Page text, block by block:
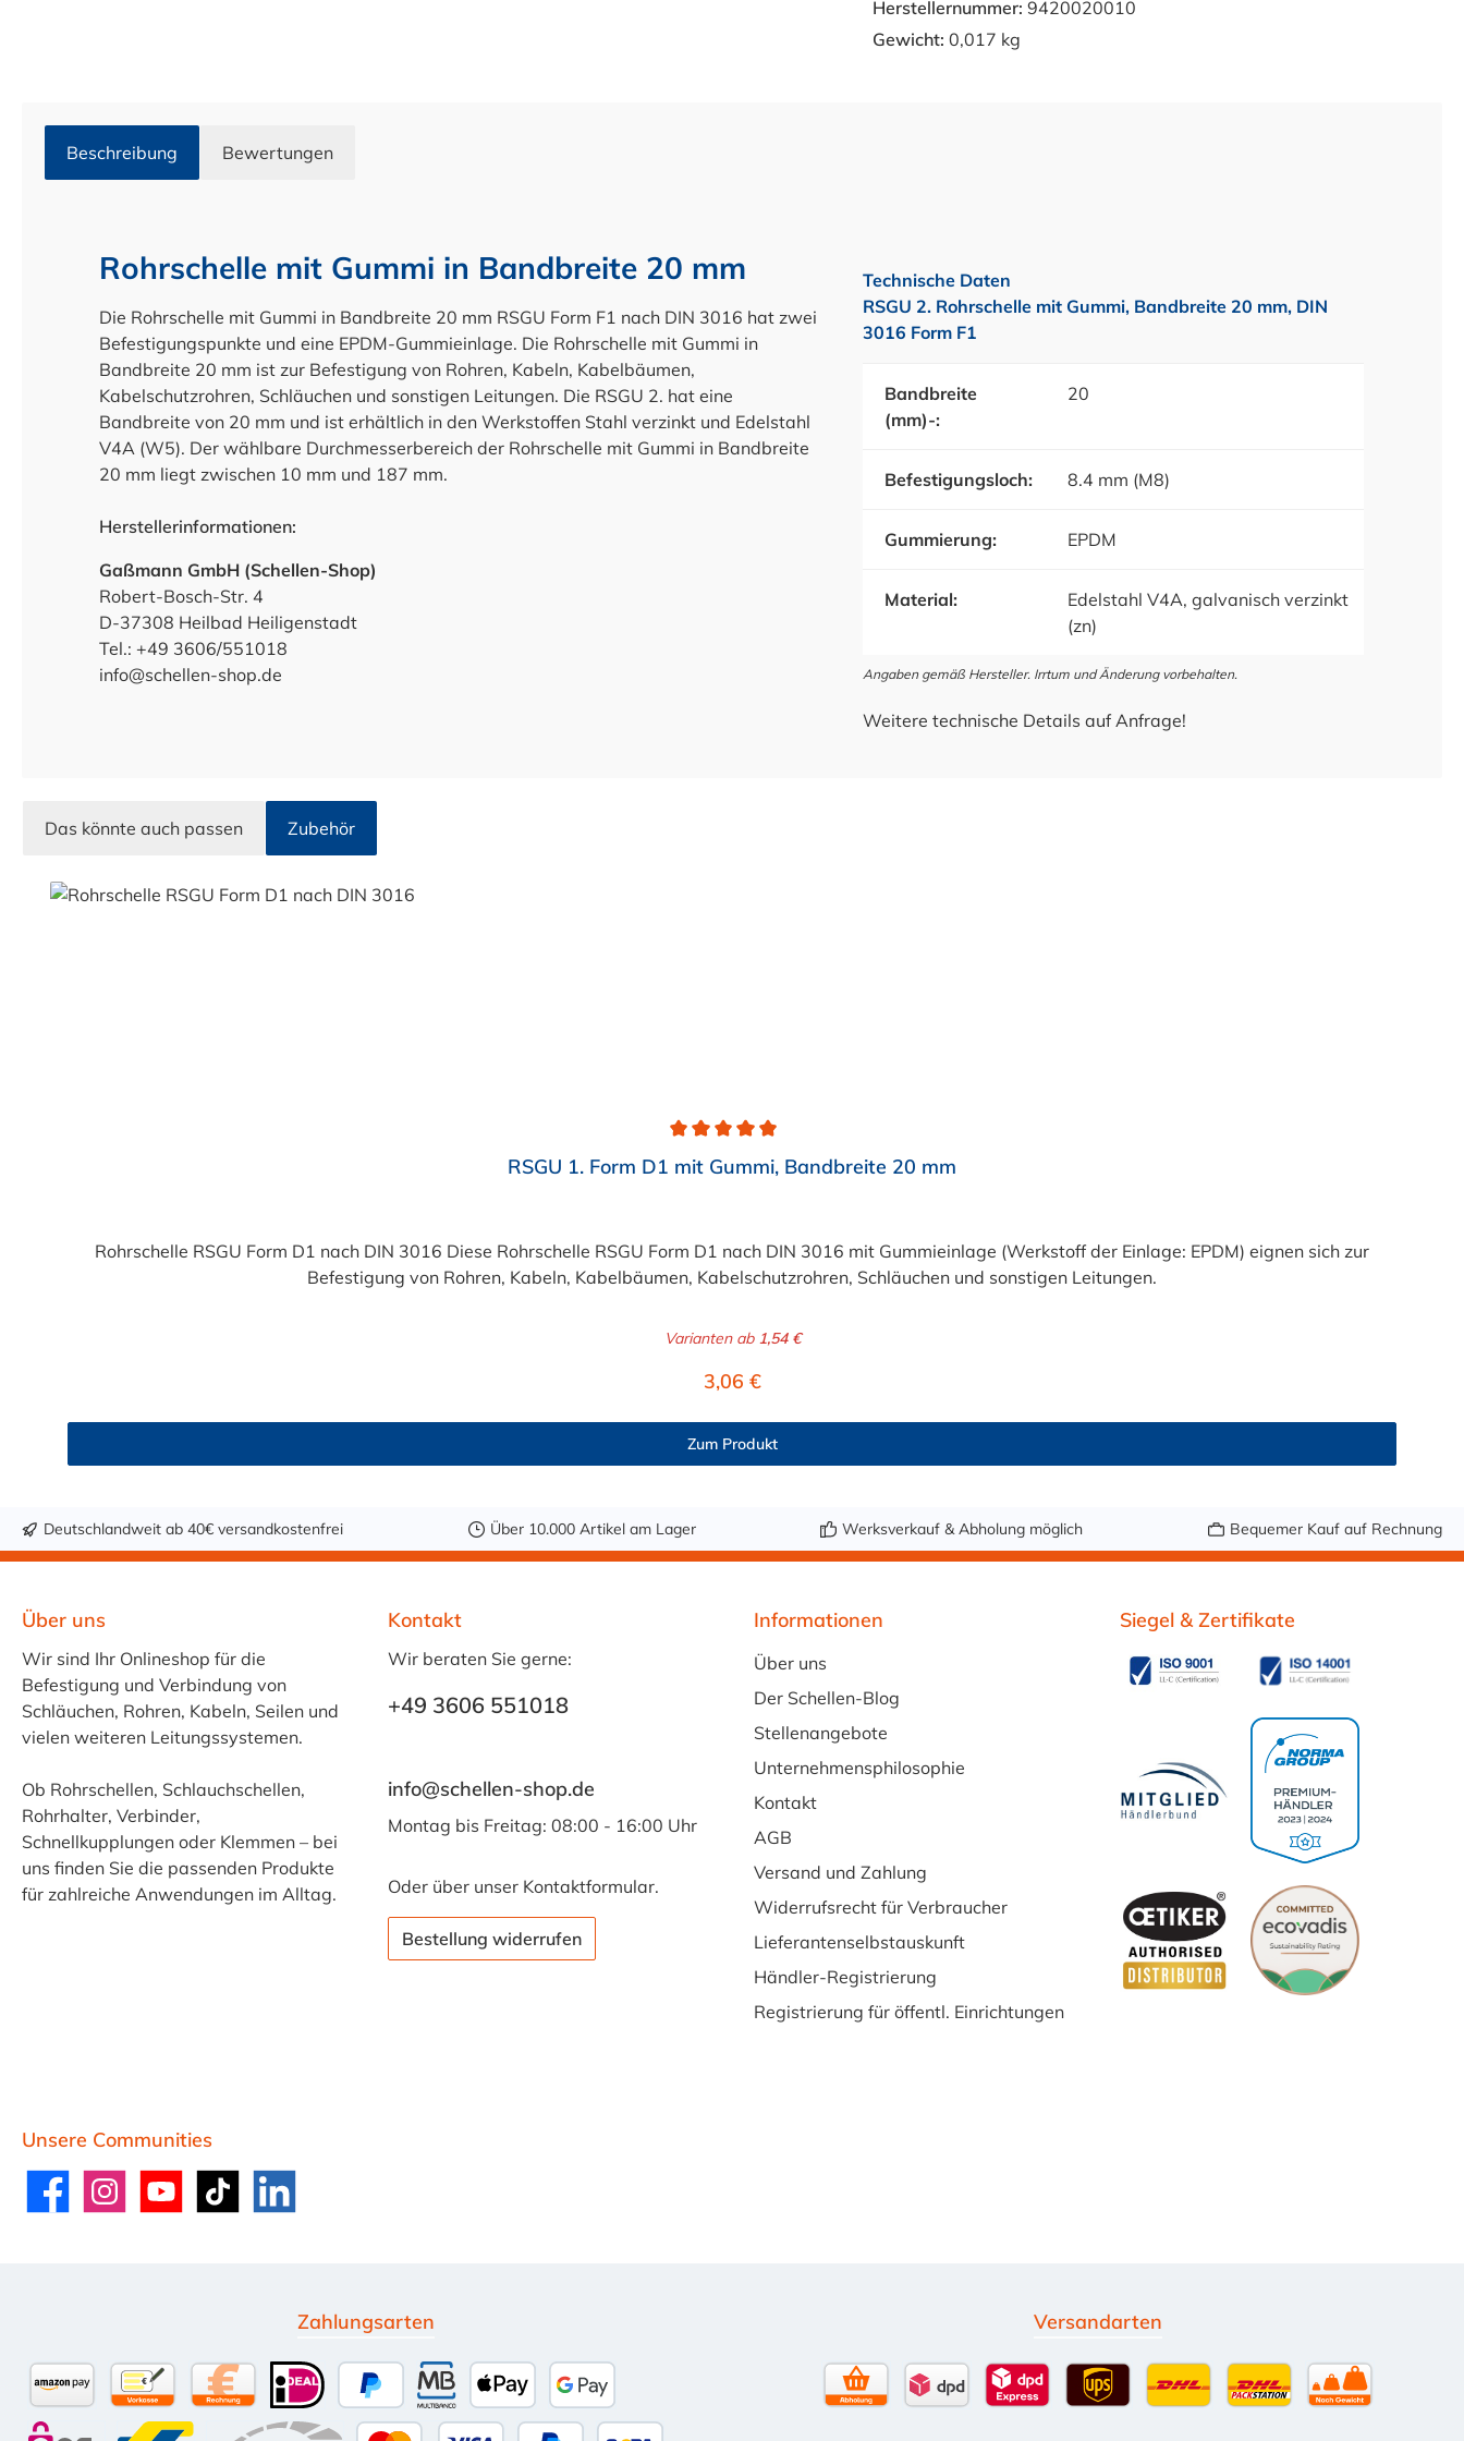
Herstellernummer: 9420020010
Gewicht: 0,017 kg
Beschreibung Bewertungen
Rohrschelle mit Gummi in Bandbreite 20 mm
Die Rohrschelle mit Gummi in Bandbreite 20 mm RSGU Form F1 nach DIN 3016 hat zwei
Befestigungspunkte und eine EPDM-Gummieinlage. Die Rohrschelle mit Gummi in
Bandbreite 20 mm ist zur Befestigung von Rohren, Kabeln, Kabelbäumen,
Kabelschutzrohren, Schläuchen und sonstigen Leitungen. Die RSGU 2. hat eine
Bandbreite von 20 mm und ist erhältlich in den Werkstoffen Stahl verzinkt und Edelstahl
V4A (W5). Der wählbare Durchmesserbereich der Rohrschelle mit Gummi in Bandbreite
20 mm liegt zwischen 10 mm und 187 mm.
Herstellerinformationen:
Gaßmann GmbH (Schellen-Shop)
Robert-Bosch-Str. 4
D-37308 Heilbad Heiligenstadt
Tel.: +49 3606/551018
info@schellen-shop.de
Technische Daten
RSGU 2. Rohrschelle mit Gummi, Bandbreite 20 mm, DIN
3016 Form F1
Bandbreite
(mm)-:
20
Befestigungsloch: 8.4 mm (M8)
Gummierung: EPDM
Material:
Edelstahl V4A, galvanisch verzinkt
(zn)
Angaben gemäß Hersteller. Irrtum und Änderung vorbehalten.
Weitere technische Details auf Anfrage!
Das könnte auch passen Zubehör
Produktgalerie überspringen
RSGU 1. Form D1 mit Gummi, Bandbreite 20 mm
Rohrschelle RSGU Form D1 nach DIN 3016 Diese Rohrschelle RSGU Form D1 nach DIN 3016 mit Gummieinlage (Werkstoff der Einlage: EPDM) eignen sich zur
Befestigung von Rohren, Kabeln, Kabelbäumen, Kabelschutzrohren, Schläuchen und sonstigen Leitungen.
Varianten ab1,54 €
Regulärer Preis:
3,06 €
Zum Produkt
Deutschlandweit ab 40€ versandkostenfrei Über 10.000 Artikel am Lager Werksverkauf & Abholung möglich Bequemer Kauf auf Rechnung
Über uns
Wir sind Ihr Onlineshop für die
Befestigung und Verbindung von
Schläuchen, Rohren, Kabeln, Seilen und
vielen weiteren Leitungssystemen.
Ob Rohrschellen, Schlauchschellen,
Rohrhalter, Verbinder,
Schnellkupplungen oder Klemmen – bei
uns finden Sie die passenden Produkte
für zahlreiche Anwendungen im Alltag.
Kontakt
Wir beraten Sie gerne:
+49 3606 551018
info@schellen-shop.de
Montag bis Freitag: 08:00 - 16:00 Uhr
Oder über unser Kontaktformular.
Bestellung widerrufen
Informationen
Über uns
Der Schellen-Blog
Stellenangebote
Unternehmensphilosophie
Kontakt
AGB
Versand und Zahlung
Widerrufsrecht für Verbraucher
Lieferantenselbstauskunft
Händler-Registrierung
Registrierung für öffentl. Einrichtungen
Unsere Communities
FacebookInstagramYouTube TikTok LinkedIn
Siegel & Zertifikate
Zahlungsarten
PayPal
Kauf auf Rechnung (10 Tage Netto)
iDEAL MultibancoApple PayGoogle Pay
Amazon PayVorkasse per Überweisung
Versandarten